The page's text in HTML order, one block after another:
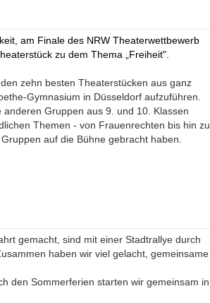
am Finale des NRW Theaterwettbewerb
zu dem Thema „Freiheit".
zehn besten Theaterstücken aus ganz
Gymnasium in Düsseldorf aufzuführen.
Gruppen aus 9. und 10. Klassen
Themen - von Frauenrechten bis hin zu
auf die Bühne gebracht haben.
gemacht, sind mit einer Stadtrallye durch
haben wir viel gelacht, gemeinsame
den Sommerferien starten wir gemeinsam in